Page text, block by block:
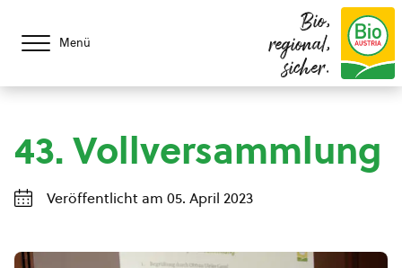
Menü
Bio,
regional,
sicher.
43. Vollversammlung
Veröffentlicht am 05. April 2023